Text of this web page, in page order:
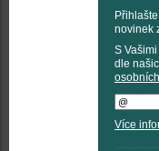
novinek
S
dle
Více